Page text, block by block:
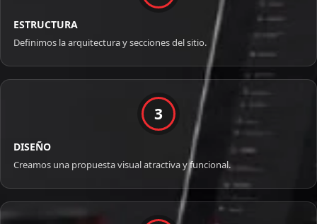
ESTRUCTURA
Definimos la arquitectura y secciones del sitio.
3
DISEÑO
Creamos una propuesta visual atractiva y funcional.